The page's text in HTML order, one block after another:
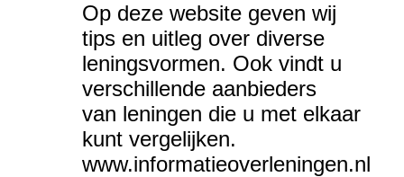
Op deze website geven wij
tips en uitleg over diverse
leningsvormen. Ook vindt u
verschillende aanbieders
van leningen die u met elkaar
kunt vergelijken.
www.informatieoverleningen.nl